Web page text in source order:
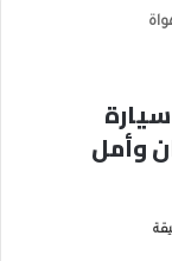
وأمل